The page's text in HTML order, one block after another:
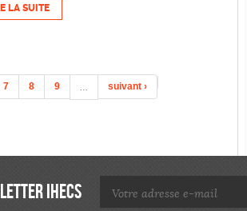
LA SUITE
7 8 9 … suivant ›
IHECS